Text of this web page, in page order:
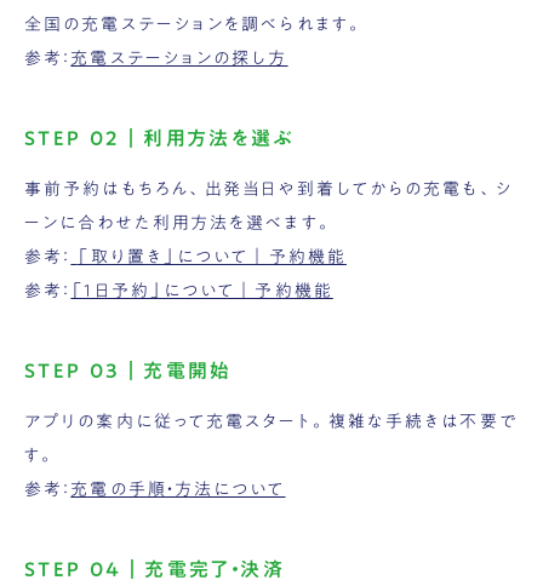
全国の充電ステーションを調べられます。
参考： 充電ステーションの探し方
STEP 02｜利用方法を選ぶ
事前予約はもちろん、出発当日や到着してからの充電も、シ
ーンに合わせた利用方法を選べます。
参考：
「取り置き」について｜予約機能
参考：
「1日予約」について｜予約機能
STEP 03｜充電開始
アプリの案内に従って充電スタート。複雑な手続きは不要で
す。
参考： 充電の手順・方法について
STEP 04｜充電完了・決済